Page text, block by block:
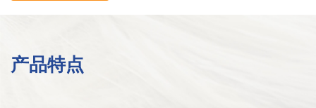
产品特点